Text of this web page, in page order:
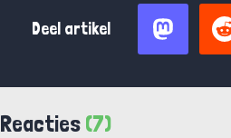
Deel artikel
Reacties (7)